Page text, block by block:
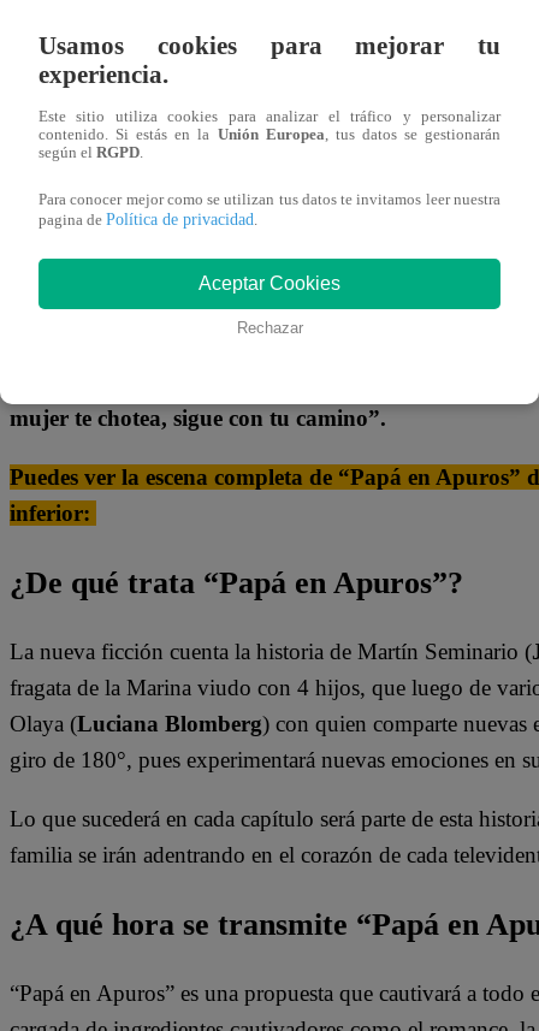
Casi los atrapan.En el capítulo cincuenta y nueve de
Victoria justo en el momento cuando Ramón estaba
instructor de la Marina les pidió explicaciones.
beso de Ramón”. Al escuchar eso, Ramón intervino:
Sin embargo, Vicky, acabando con el misterio, señaló:
mujer te chotea, sigue con tu camino”.
Puedes ver la escena completa de “Papá en
inferior:
¿De qué trata “Papá en Apuros”?
La nueva ficción cuenta la historia de Martín Seminario (
fragata de la Marina viudo con 4 hijos, que luego de
Olaya (Luciana Blomberg) con quien comparte nuevas
giro de 180°, pues experimentará nuevas emociones en
Lo que sucederá en cada capítulo será parte de esta
familia se irán adentrando en el corazón de cada
¿A qué hora se transmite “Papá en
“Papá en Apuros” es una propuesta que cautivará a
Usamos cookies para mejorar tu
experiencia.
Este sitio utiliza cookies para analizar el tráfico y personalizar
contenido. Si estás en la Unión Europea , tus datos se gestionarán
según el RGPD
Para conocer mejor como se utilizan tus datos te invitamos leer nuestra
pagina de Política de privacidad
Aceptar Cookies
Rechazar